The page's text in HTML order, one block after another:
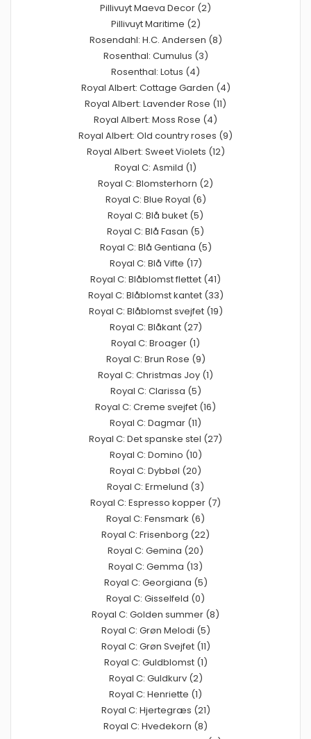
Pillivuyt Maeva Decor (2)
Pillivuyt Maritime (2)
Rosendahl: H.C. Andersen (8)
Rosenthal: Cumulus (3)
Rosenthal: Lotus (4)
Royal Albert: Cottage Garden (4)
Royal Albert: Lavender Rose (11)
Royal Albert: Moss Rose (4)
Royal Albert: Old country roses (9)
Royal Albert: Sweet Violets (12)
Royal C: Asmild (1)
Royal C: Blomsterhorn (2)
Royal C: Blue Royal (6)
Royal C: Blå buket (5)
Royal C: Blå Fasan (5)
Royal C: Blå Gentiana (5)
Royal C: Blå Vifte (17)
Royal C: Blåblomst flettet (41)
Royal C: Blåblomst kantet (33)
Royal C: Blåblomst svejfet (19)
Royal C: Blåkant (27)
Royal C: Broager (1)
Royal C: Brun Rose (9)
Royal C: Christmas Joy (1)
Royal C: Clarissa (5)
Royal C: Creme svejfet (16)
Royal C: Dagmar (11)
Royal C: Det spanske stel (27)
Royal C: Domino (10)
Royal C: Dybbøl (20)
Royal C: Ermelund (3)
Royal C: Espresso kopper (7)
Royal C: Fensmark (6)
Royal C: Frisenborg (22)
Royal C: Gemina (20)
Royal C: Gemma (13)
Royal C: Georgiana (5)
Royal C: Gisselfeld (0)
Royal C: Golden summer (8)
Royal C: Grøn Melodi (5)
Royal C: Grøn Svejfet (11)
Royal C: Guldblomst (1)
Royal C: Guldkurv (2)
Royal C: Henriette (1)
Royal C: Hjertegræs (21)
Royal C: Hvedekorn (8)